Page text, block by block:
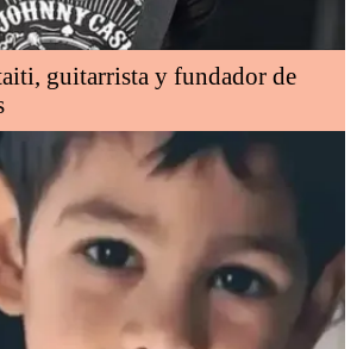
guitarrista y fundador de